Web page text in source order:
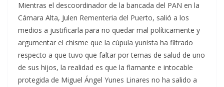
Mientras el descoordinador de la bancada del PAN en la
Cámara Alta, Julen Rementeria del Puerto, salió a los
medios a justificarla para no quedar mal políticamente y
argumentar el chisme que la cúpula yunista ha filtrado
respecto a que tuvo que faltar por temas de salud de uno
de sus hijos, la realidad es que la flamante e intocable
protegida de Miguel Ángel Yunes Linares no ha salido a